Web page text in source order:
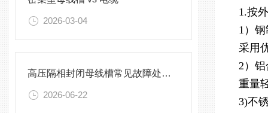
2026-03-04
高压隔相封闭母线槽常见故障处理方案
2026-06-22
1.按
1）
采用
2）
重量
3)不